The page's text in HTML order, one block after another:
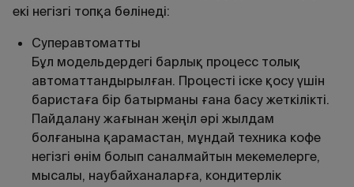
екі негізгі топқа бөлінеді:
Суперавтоматты
Бұл модельдердегі барлық процесс толық
автоматтандырылған. Процесті іске қосу үшін
баристаға бір батырманы ғана басу жеткілікті.
Пайдалану жағынан жеңіл әрі жылдам
болғанына қарамастан, мұндай техника кофе
негізгі өнім болып саналмайтын мекемелерге,
мысалы, наубайханаларға, кондитерлік